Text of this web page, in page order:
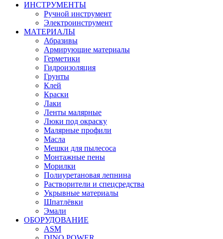
ИНСТРУМЕНТЫ
Ручной инструмент
Электроинструмент
МАТЕРИАЛЫ
Абразивы
Армирующие материалы
Герметики
Гидроизоляция
Грунты
Клей
Краски
Лаки
Ленты малярные
Люки под окраску
Малярные профили
Масла
Мешки для пылесоса
Монтажные пены
Морилки
Полиуретановая лепнина
Растворители и спецсредства
Укрывные материалы
Шпатлёвки
Эмали
ОБОРУДОВАНИЕ
ASM